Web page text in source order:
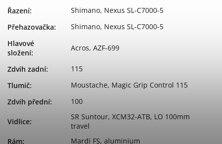
Řazení:
Shimano, Nexus SL-C7000-5
Přehazovačka:
Shimano, Nexus SL-C7000-5
Hlavové
složení:
Acros, AZF-699
Zdvih zadní:
115
Tlumič:
Moustache, Magic Grip Control 115
Zdvih přední: 100
Vidlice:
SR Suntour, XCM32-ATB, LO 100mm
travel
Rám: Mardi FS, aluminium